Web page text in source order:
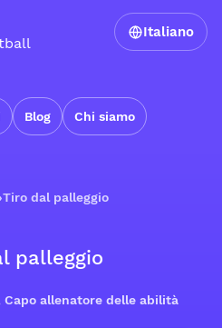
Blog Chi siamo
Italiano
›Tiro dal palleggio
palleggio
Capo allenatore delle abilità